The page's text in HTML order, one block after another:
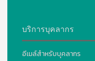
บริการบุคลากร
อีเมล์สำหรับบุคลากร